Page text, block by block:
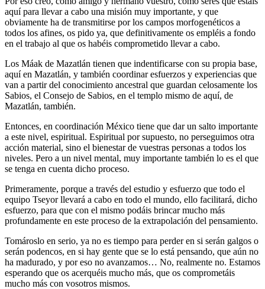
aquí para llevar a cabo una misión muy importante, y que
obviamente ha de transmitirse por los campos morfogenéticos a
todos los afines, os pido ya, que definitivamente os empléis a fondo
en el trabajo al que os habéis comprometido llevar a cabo.
Los Máak de Mazatlán tienen que indentificarse con su propia base,
aquí en Mazatlán, y también coordinar esfuerzos y experiencias que
van a partir del conocimiento ancestral que guardan celosamente los
Sabios, el Consejo de Sabios, en el templo mismo de aquí, de
Mazatlán, también.
Entonces, en coordinación México tiene que dar un salto importante
a este nivel, espiritual. Espiritual por supuesto, no perseguimos otra
acción material, sino el bienestar de vuestras personas a todos los
niveles. Pero a un nivel mental, muy importante también lo es el que
se tenga en cuenta dicho proceso.
Primeramente, porque a través del estudio y esfuerzo que todo el
equipo Tseyor llevará a cabo en todo el mundo, ello facilitará, dicho
esfuerzo, para que con el mismo podáis brincar mucho más
profundamente en este proceso de la extrapolación del pensamiento.
Tomároslo en serio, ya no es tiempo para perder en si serán galgos o
serán podencos, en si hay gente que se lo está pensando, que aún no
ha madurado, y por eso no avanzamos… No, realmente no. Estamos
esperando que os acerquéis mucho más, que os comprometáis
mucho más con vosotros mismos.